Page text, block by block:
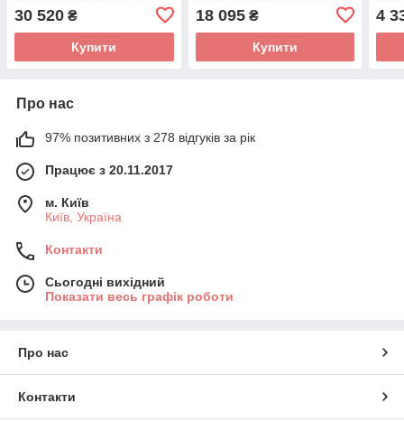
30 520 ₴
Купити
18 095₴
Купити
4
Про нас
97% позитивних з 278 відгуків за рік
Працює з 20.11.2017
м. Київ
Київ, Україна
Контакти
Сьогодні вихідний
Показати весь графік роботи
Про нас
Контакти